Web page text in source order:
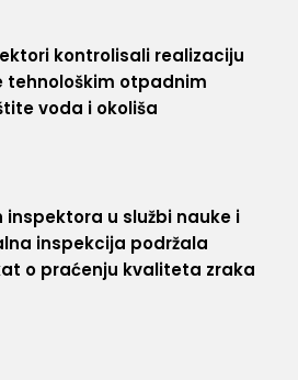
kontrolisali realizaciju
tehnološkim otpadnim
voda i okoliša
u službi nauke i
inspekcija podržala
o praćenju kvaliteta zraka